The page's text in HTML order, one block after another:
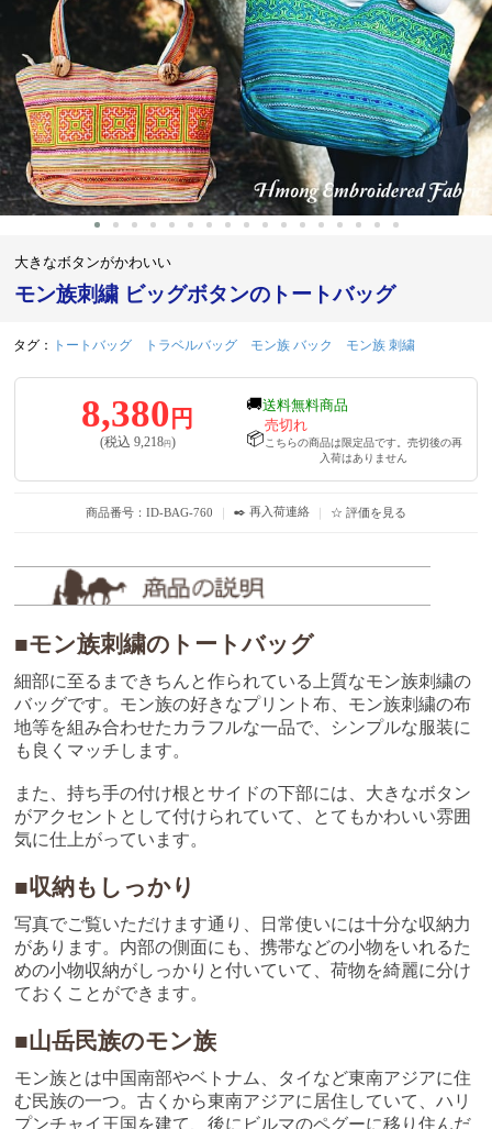
大きなボタンがかわいい
モン族刺繍 ビッグボタンのトートバッグ
タグ： トートバッグ トラベルバッグ モン族 バック モン族 刺繍
8,380 円
(税込 9,218円)
🚚送料無料商品
📦
売切れ
こちらの商品は限定品です。売切後の再
入荷はありません
商品番号：ID-BAG-760 ✒️ 再入荷連絡 ☆ 評価を見る
■モン族刺繍のトートバッグ
細部に至るまできちんと作られている上質なモン族刺繍の
バッグです。モン族の好きなプリント布、モン族刺繍の布
地等を組み合わせたカラフルな一品で、シンプルな服装に
も良くマッチします。
また、持ち手の付け根とサイドの下部には、大きなボタン
がアクセントとして付けられていて、とてもかわいい雰囲
気に仕上がっています。
■収納もしっかり
写真でご覧いただけます通り、日常使いには十分な収納力
があります。内部の側面にも、携帯などの小物をいれるた
めの小物収納がしっかりと付いていて、荷物を綺麗に分け
ておくことができます。
■山岳民族のモン族
モン族とは中国南部やベトナム、タイなど東南アジアに住
む民族の一つ。古くから東南アジアに居住していて、ハリ
プンチャイ王国を建て、後にビルマのペグーに移り住んだ